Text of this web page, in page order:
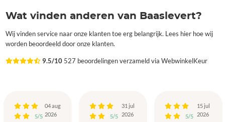
Wat vinden anderen van Baaslevert?
Wij vinden service naar onze klanten toe erg belangrijk. Lees hier hoe wij
worden beoordeeld door onze klanten.
9.5/10 527 beoordelingen verzameld via WebwinkelKeur
5/5
04 aug
2026
5/5
31 jul
2026
5/5
15 jul
2026